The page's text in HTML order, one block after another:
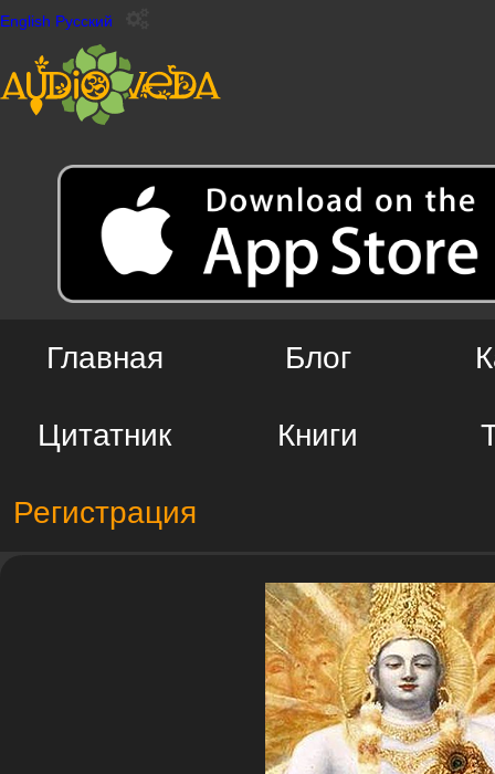
English Русский
Главная Блог
Цитатник Книги
Регистрация